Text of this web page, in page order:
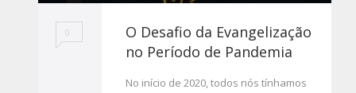
0
O Desafio da Evangelização
no Período de Pandemia
No início de 2020, todos nós tínhamos